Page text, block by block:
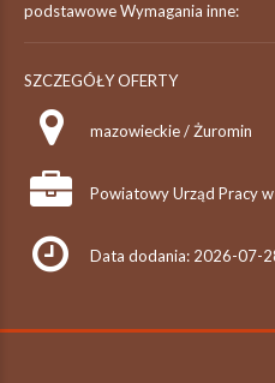
podstawowe Wymagania inne:
SZCZEGÓŁY OFERTY
mazowieckie / Żuromin
Powiatowy Urząd Pracy
Data dodania: 2026-07-